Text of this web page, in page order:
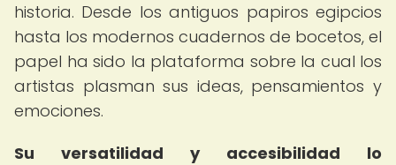
historia. Desde los antiguos papiros egipcios
hasta los modernos cuadernos de bocetos, el
papel ha sido la plataforma sobre la cual los
artistas plasman sus ideas, pensamientos y
emociones.
Su versatilidad y accesibilidad lo